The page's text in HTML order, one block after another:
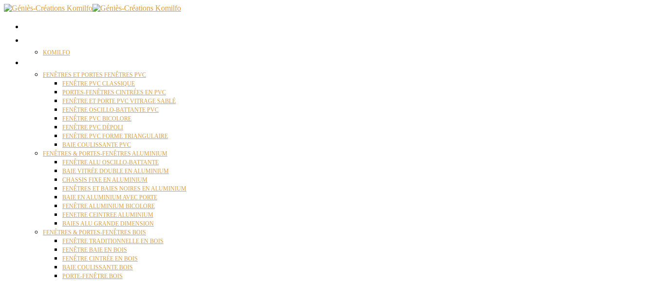
KOMILFO
FENÊTRES ET PORTES FENÊTRES PVC
FENÊTRE PVC CLASSIQUE
PORTES-FENÊTRES CINTRÉES EN PVC
FENÊTRE ET PORTE PVC VITRAGE SABLÉ
FENÊTRE OSCILLO-BATTANTE PVC
FENÊTRE PVC BICOLORE
FENÊTRE PVC DÉPOLI
FENÊTRE PVC FORME TRIANGULAIRE
BAIE COULISSANTE PVC
FENÊTRES & PORTES-FENÊTRES ALUMINIUM
FENÊTRE ALU OSCILLO-BATTANTE
BAIE VITRÉE DOUBLE EN ALUMINIUM
CHASSIS FIXE EN ALUMINIUM
FENÊTRES ET BAIES NOIRES EN ALUMINIUM
BAIE EN ALUMINIUM AVEC PORTE
FENÊTRE ALUMINIUM BICOLORE
FENETRE CEINTREE ALUMINIUM
BAIES ALU GRANDE DIMENSION
FENÊTRES & PORTES-FENÊTRES BOIS
FENÊTRE TRADITIONNELLE EN BOIS
FENÊTRE BAIE EN BOIS
FENÊTRE CINTRÉE EN BOIS
BAIE COULISSANTE BOIS
PORTE-FENÊTRE BOIS